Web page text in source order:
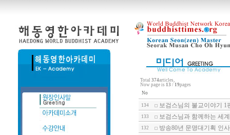
Total 374articles,
Now page is 13 / 19pages
No
134 보검스님의 불교이야기 1
133 보검스님과 함께하는 세
132 방송80년 문명대기획 인